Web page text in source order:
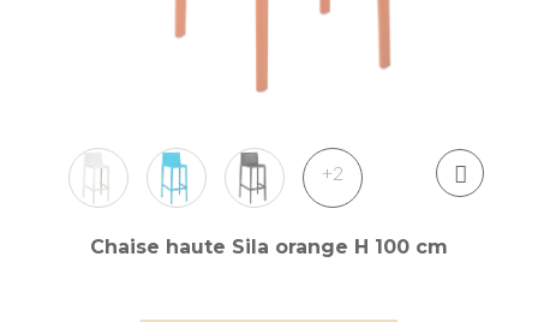
+2
Chaise haute Sila orange H 100 cm